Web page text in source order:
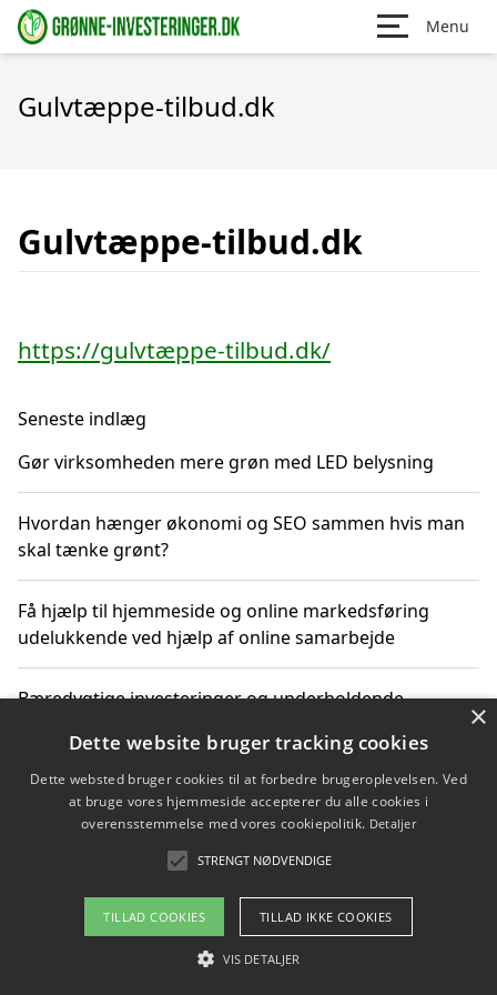
Menu
Gulvtæppe-tilbud.dk
Gulvtæppe-tilbud.dk
https://gulvtæppe-tilbud.dk/
Seneste indlæg
Gør virksomheden mere grøn med LED belysning
Hvordan hænger økonomi og SEO sammen hvis man
skal tænke grønt?
Få hjælp til hjemmeside og online markedsføring
udelukkende ved hjælp af online samarbejde
Bæredygtige investeringer og underholdende
Sådan kan online møder for virksomheder fremme
grønne investeringer
Copyright 2026 - Pilanto Aps
Om / kontakt
×
Dette website bruger tracking cookies
Dette websted bruger cookies til at forbedre brugeroplevelsen. Ved
at bruge vores hjemmeside accepterer du alle cookies i
overensstemmelse med vores cookiepolitik. Detaljer
STRENGT NØDVENDIGE
TILLAD COOKIES TILLAD IKKE COOKIES
VIS DETALJER